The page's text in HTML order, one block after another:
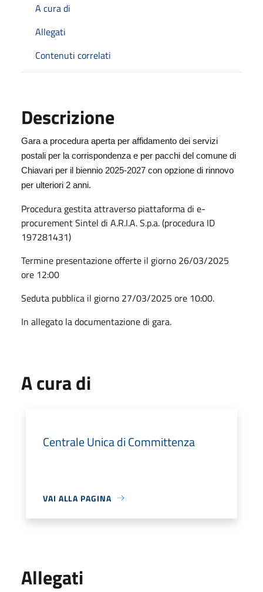
A cura di
Allegati
Contenuti correlati
Descrizione
Gara a procedura aperta per affidamento dei servizi
postali per la corrispondenza e per pacchi del comune di
Chiavari per il biennio 2025-2027 con opzione di rinnovo
per ulteriori 2 anni.
Procedura gestita attraverso piattaforma di e-
procurement Sintel di A.R.I.A. S.p.a. (procedura ID
197281431)
Termine presentazione offerte il giorno 26/03/2025
ore 12:00
Seduta pubblica il giorno 27/03/2025 ore 10:00.
In allegato la documentazione di gara.
A cura di
Centrale Unica di Committenza
VAI ALLA PAGINA
Allegati